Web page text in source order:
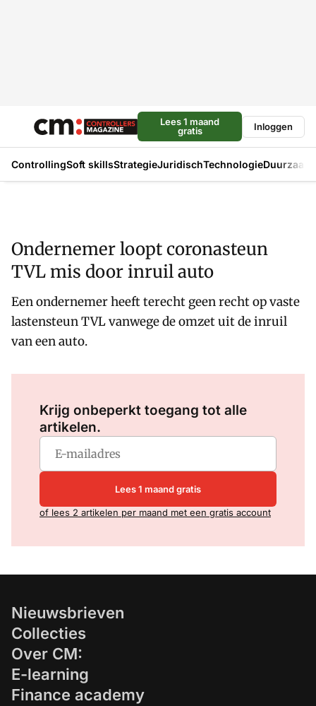
Lees 1 maand
gratis
Inloggen
ControllingSoft skillsStrategieJuridischTechnologie
Ondernemer loopt coronasteun
TVL mis door inruil auto
Een ondernemer heeft terecht geen recht op vaste
lastensteun TVL vanwege de omzet uit de inruil
van een auto.
Krijg onbeperkt toegang tot alle
artikelen.
Lees 1 maand gratis
of lees 2 artikelen per maand met een gratis account
Nieuwsbrieven
Collecties
Over CM:
E-learning
Finance academy